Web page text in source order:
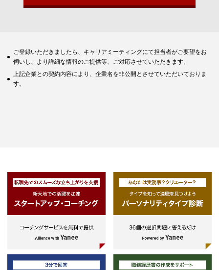
ご登録いただきましたら、キャリアミーティングにて担当者がご要望をお
伺いし、より詳細な情報のご提供等、ご対応させていただきます。
上記企業との契約内容により、企業名を非公開とさせていただいておりま
す。